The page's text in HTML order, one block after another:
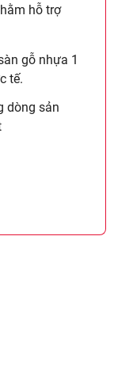
hỗ trợ
gỗ nhựa 1
tế.
dòng sản